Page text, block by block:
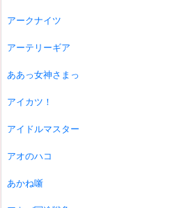
アークナイツ
アーテリーギア
ああっ女神さまっ
アイカツ！
アイドルマスター
アオのハコ
あかね噺